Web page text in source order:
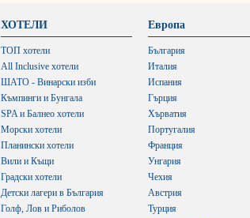
ХОТЕЛИ
ТОП хотели
All Inclusive хотели
ШАТО - Винарски изби
Къмпинги и Бунгала
SPA и Балнео хотели
Морски хотели
Планински хотели
Вили и Къщи
Градски хотели
Детски лагери в България
Голф, Лов и Риболов
Европа
България
Италия
Испания
Гърция
Хърватия
Португалия
Франция
Унгария
Чехия
Австрия
Турция